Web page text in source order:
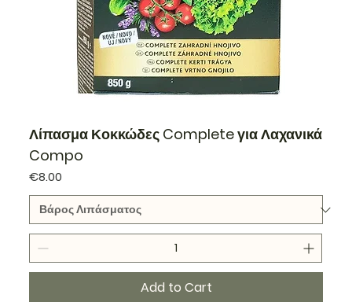
Λίπασμα Κοκκώδες Complete για Λαχανικά
Compo
Price
€8.00
Add to Cart